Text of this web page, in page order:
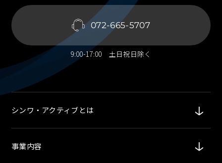
072-665-5707
9:00-17:00 土日祝日除く
シンワ・アクティブとは
事業内容